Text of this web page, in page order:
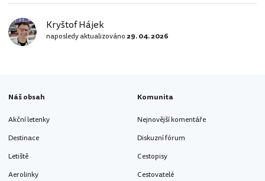
Kryštof Hájek
naposledy aktualizováno29. 04. 2026
Náš obsah
Akční letenky
Destinace
Letiště
Aerolinky
Komunita
Nejnovější komentáře
Diskuzní fórum
Cestopisy
Cestovatelé